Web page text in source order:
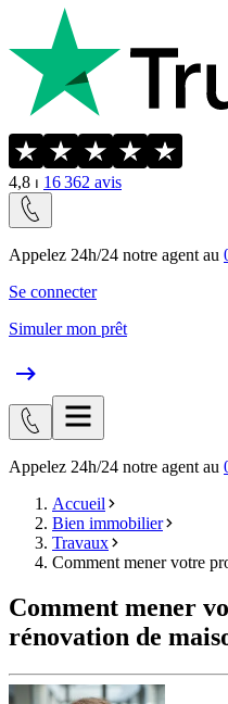
4,8 ⏐ 16 362 avis
Appelez 24h/24 notre agent au
Se connecter
Simuler mon prêt
Appelez 24h/24 notre agent au
Accueil
Bien immobilier
Travaux
Comment mener votre
Comment mener
rénovation de